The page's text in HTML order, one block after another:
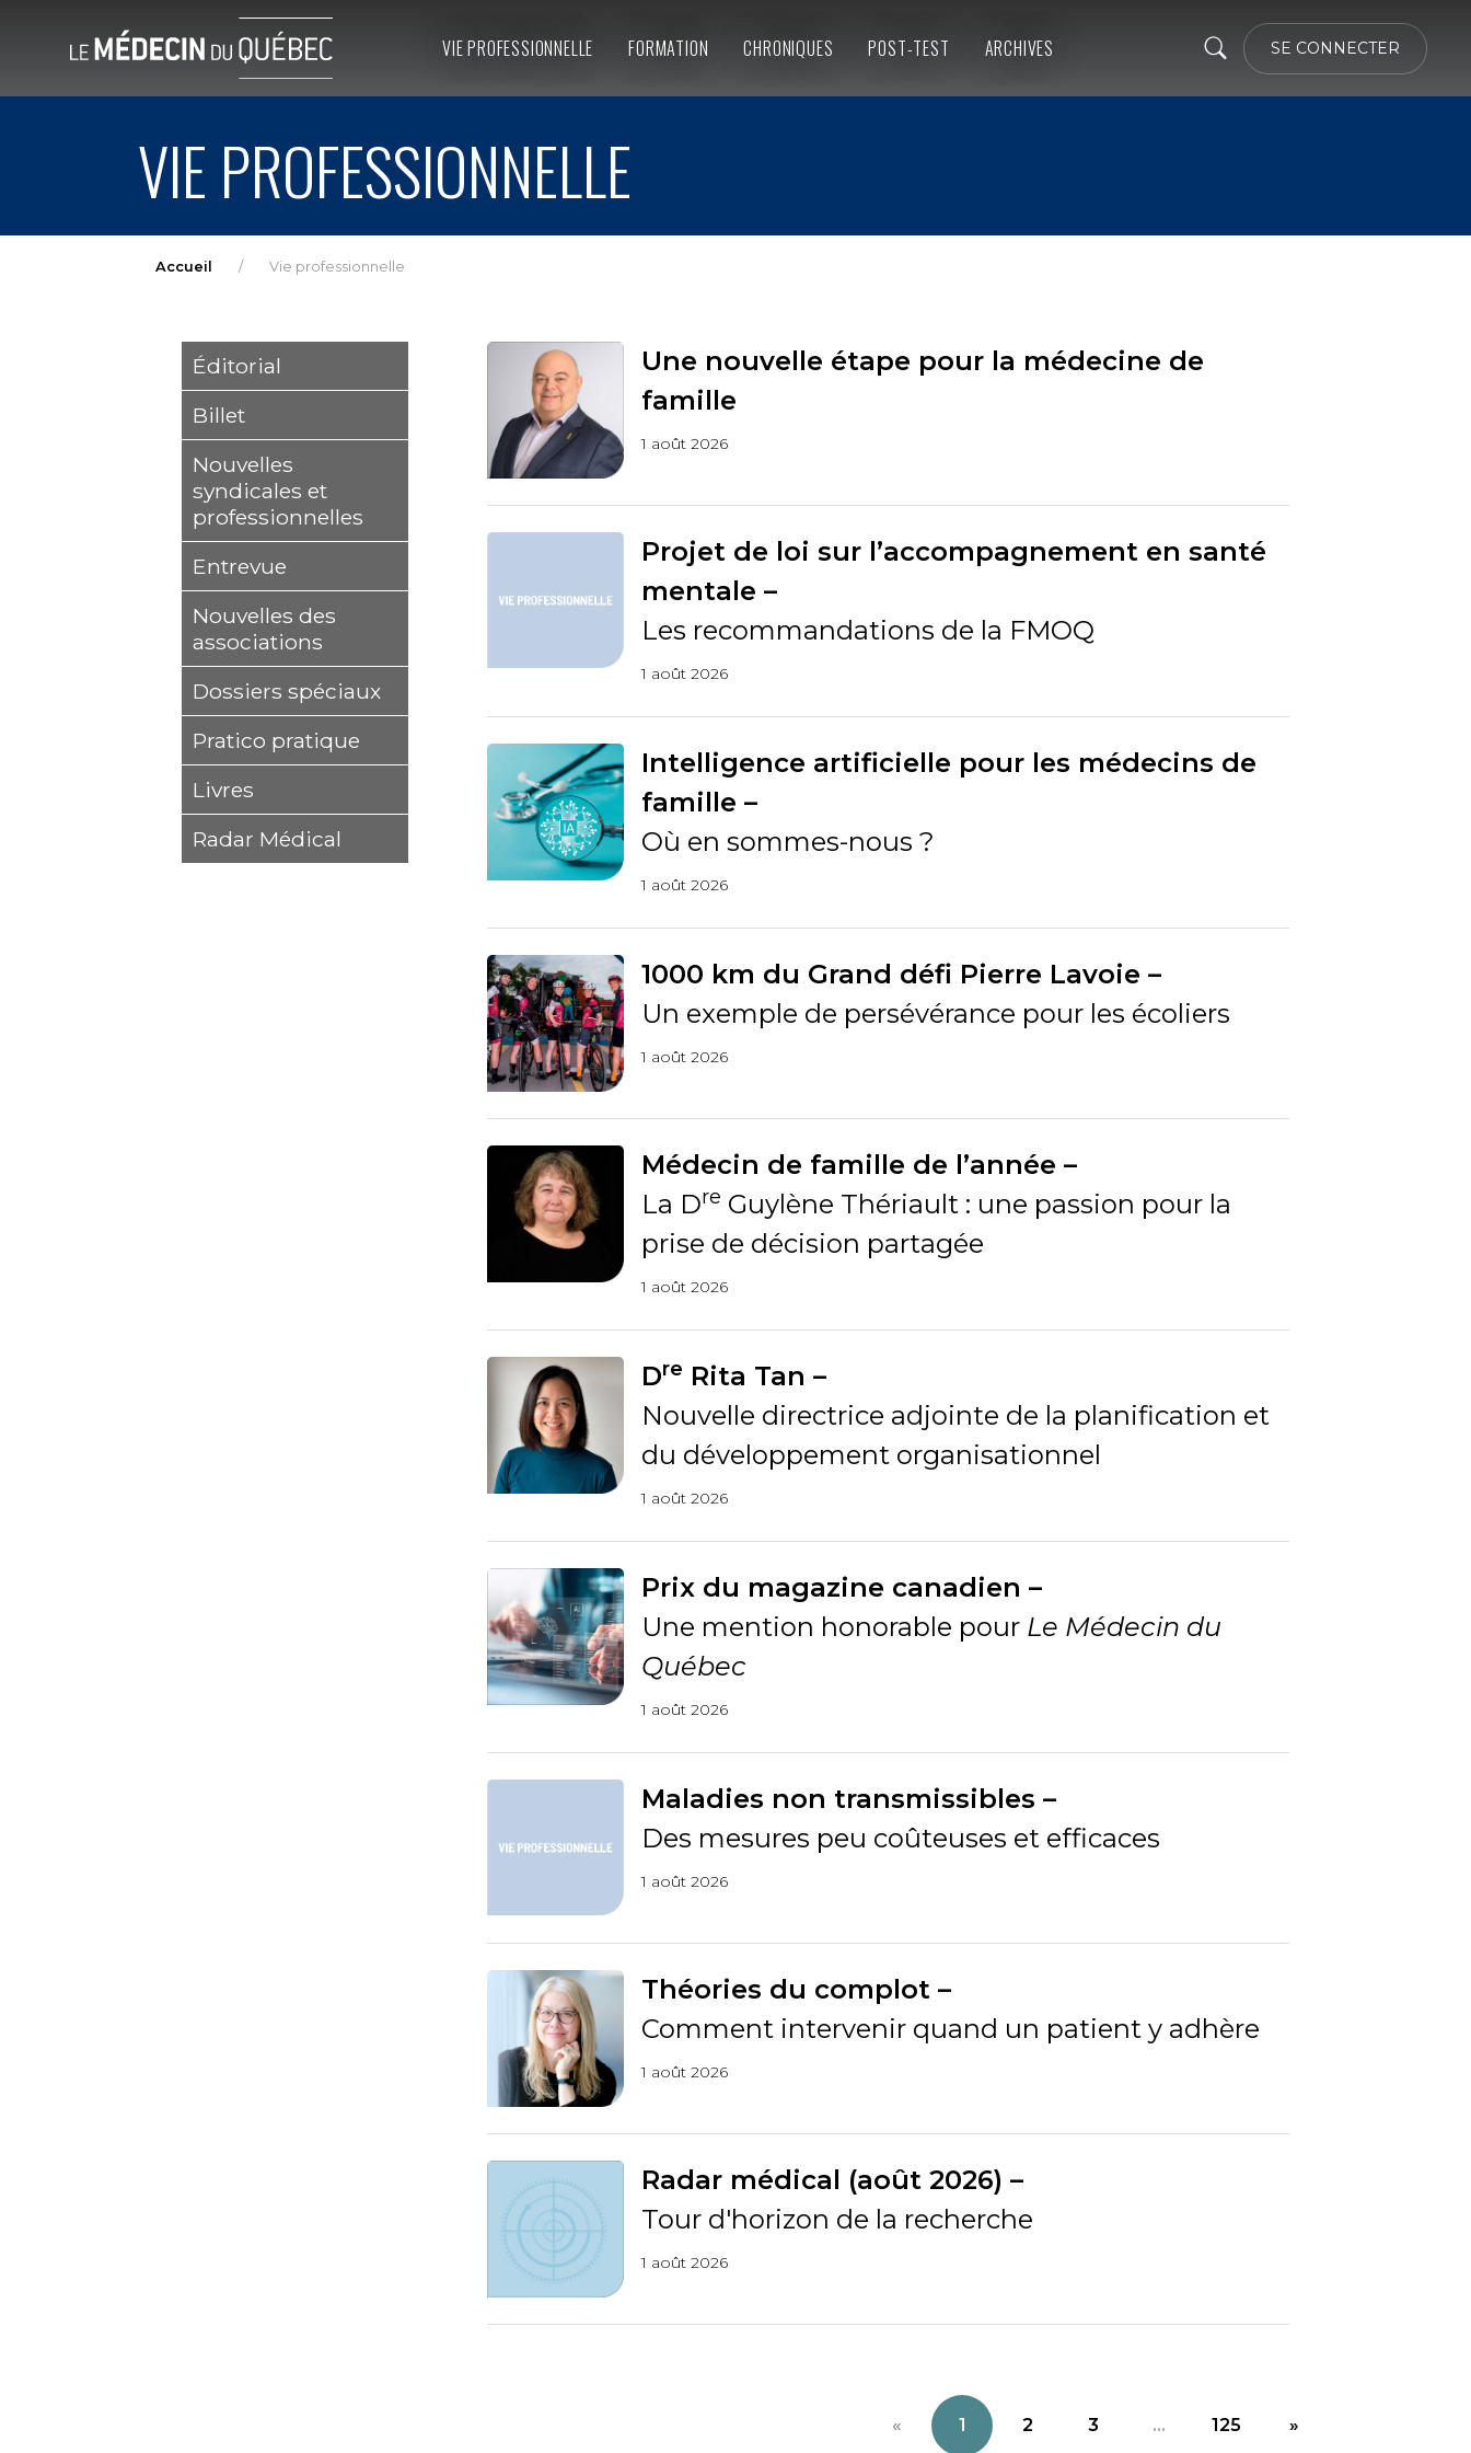
SE CONNECTER
VIE PROFESSIONNELLE FORMATION CHRONIQUES POST-TEST ARCHIVES
VIE PROFESSIONNELLE
Accueil Vie professionnelle
Éditorial
Billet
Nouvelles
syndicales et
professionnelles
Entrevue
Nouvelles des
associations
Dossiers spéciaux
Pratico pratique
Livres
Radar Médical
Une nouvelle étape pour la médecine de
famille
1 août 2026
Projet de loi sur l’accompagnement en santé
mentale –
Les recommandations de la FMOQ
1 août 2026
Intelligence artificielle pour les médecins de
famille –
Où en sommes-nous ?
1 août 2026
1000 km du Grand défi Pierre Lavoie –
Un exemple de persévérance pour les écoliers
1 août 2026
Médecin de famille de l’année –
La Dre Guylène Thériault : une passion pour la
prise de décision partagée
1 août 2026
Dre Rita Tan –
Nouvelle directrice adjointe de la planification et
du développement organisationnel
1 août 2026
Prix du magazine canadien –
Une mention honorable pour Le Médecin du
Québec
1 août 2026
Maladies non transmissibles –
Des mesures peu coûteuses et efficaces
1 août 2026
Théories du complot –
Comment intervenir quand un patient y adhère
1 août 2026
Radar médical (août 2026) –
Tour d'horizon de la recherche
1 août 2026
« 1 2 3 ... 125 »